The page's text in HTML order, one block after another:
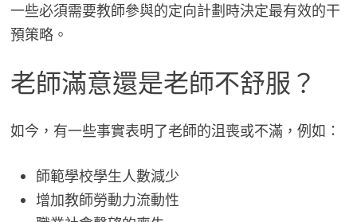
一些必須需要教師參與的定向計劃時決定最有效的干
預策略。
老師滿意還是老師不舒服？
如今，有一些事實表明了老師的沮喪或不滿，例如：
師範學校學生人數減少
增加教師勞動力流動性